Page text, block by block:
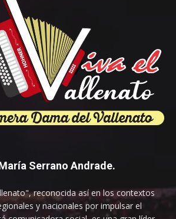
Serrano Andrade.
reconocida así en los contextos
y nacionales por impulsar el